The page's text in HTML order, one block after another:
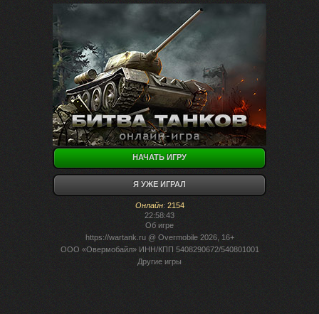
НАЧАТЬ ИГРУ
Я УЖЕ ИГРАЛ
Онлайн: 2154
22:58:43
Об игре
https://wartank.ru@ Overmobile 2026, 16+
ООО «Овермобайл» ИНН/КПП 5408290672/540801001
Другие игры